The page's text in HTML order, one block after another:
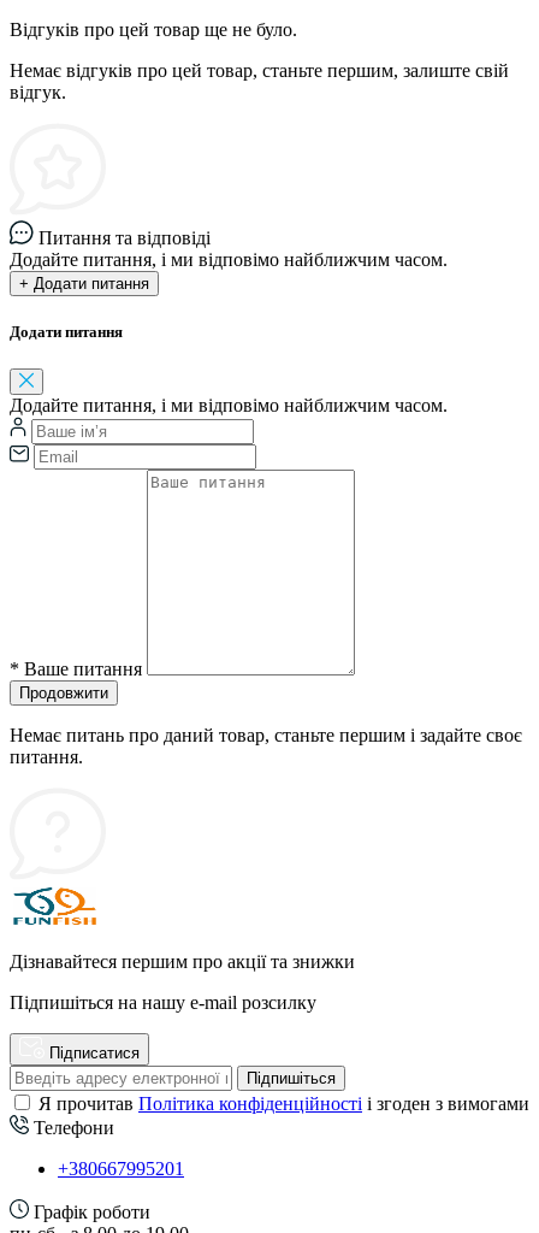
Відгуків про цей товар ще не було.
Немає відгуків про цей товар, станьте першим, залиште свій
відгук.
Питання та відповіді
Додайте питання, і ми відповімо найближчим часом.
+ Додати питання
Додати питання
Додайте питання, і ми відповімо найближчим часом.
* Ваше питання
Продовжити
Немає питань про даний товар, станьте першим і задайте своє
питання.
Дізнавайтеся першим про акції та знижки
Підпишіться на нашу e-mail розсилку
Підписатися
Підпишіться
Я прочитав Політика конфіденційності і згоден з вимогами
Телефони
+380667995201
Графік роботи